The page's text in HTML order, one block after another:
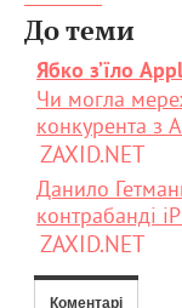
До теми
Ябко з’їло
Чи могла
конкурента з
ZAXID.NET
Данило
контрабанді
ZAXID.NET